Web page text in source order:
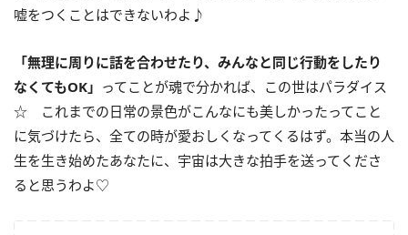
嘘をつくことはできないわよ♪
「無理に周りに話を合わせたり、みんなと同じ行動をしたり
なくてもOK」 ってことが魂で分かれば、この世はパラダイス
☆ これまでの日常の景色がこんなにも美しかったってこと
に気づけたら、全ての時が愛おしくなってくるはず。本当の人
生を生き始めたあなたに、宇宙は大きな拍手を送ってくださ
ると思うわよ♡